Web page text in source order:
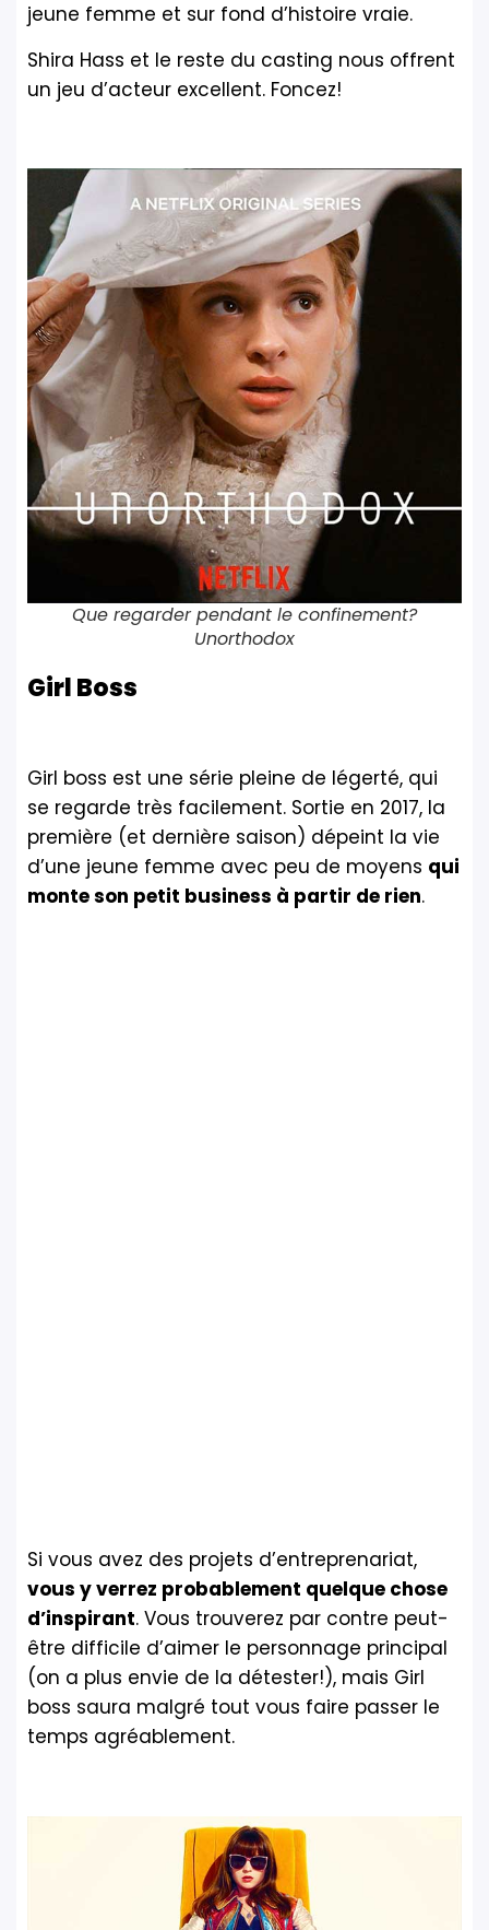
jeune femme et sur fond d’histoire vraie.
Shira Hass et le reste du casting nous offrent
un jeu d’acteur excellent. Foncez!
Que regarder pendant le confinement?
Unorthodox
Girl Boss
Girl boss est une série pleine de légerté, qui
se regarde très facilement. Sortie en 2017, la
première (et dernière saison) dépeint la vie
d’une jeune femme avec peu de moyens qui
monte son petit business à partir de rien.
Si vous avez des projets d’entreprenariat,
vous y verrez probablement quelque chose
d’inspirant. Vous trouverez par contre peut-
être difficile d’aimer le personnage principal
(on a plus envie de la détester!), mais Girl
boss saura malgré tout vous faire passer le
temps agréablement.